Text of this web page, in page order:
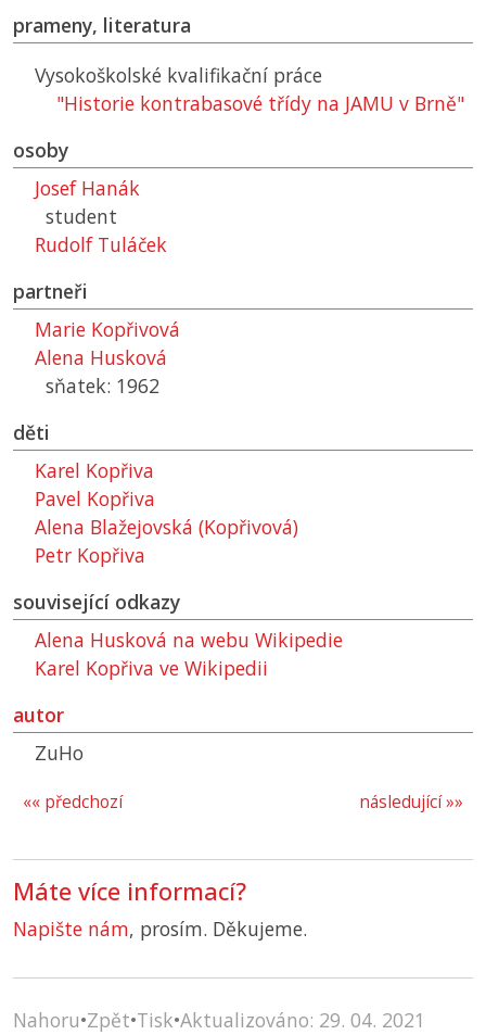
prameny, literatura
Vysokoškolské kvalifikační práce
"Historie kontrabasové třídy na JAMU v Brně"
osoby
Josef Hanák
student
Rudolf Tuláček
partneři
Marie Kopřivová
Alena Husková
sňatek: 1962
děti
Karel Kopřiva
Pavel Kopřiva
Alena Blažejovská (Kopřivová)
Petr Kopřiva
související odkazy
Alena Husková na webu Wikipedie
Karel Kopřiva ve Wikipedii
autor
ZuHo
následující »»
«« předchozí
Máte více informací?
Napište nám, prosím. Děkujeme.
Nahoru•Zpět•Tisk•Aktualizováno: 29. 04. 2021